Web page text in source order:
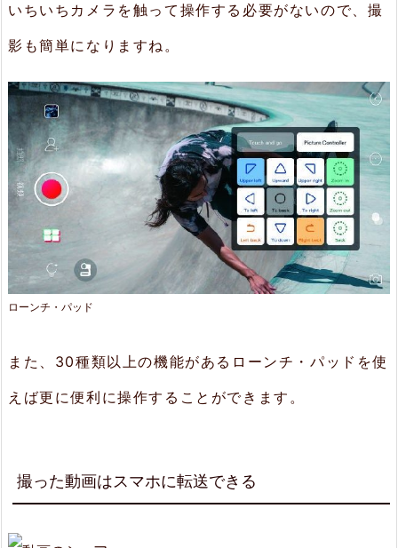
いちいちカメラを触って操作する必要がないので、撮
影も簡単になりますね。
ローンチ・パッド
また、30種類以上の機能があるローンチ・パッドを使
えば更に便利に操作することができます。
撮った動画はスマホに転送できる